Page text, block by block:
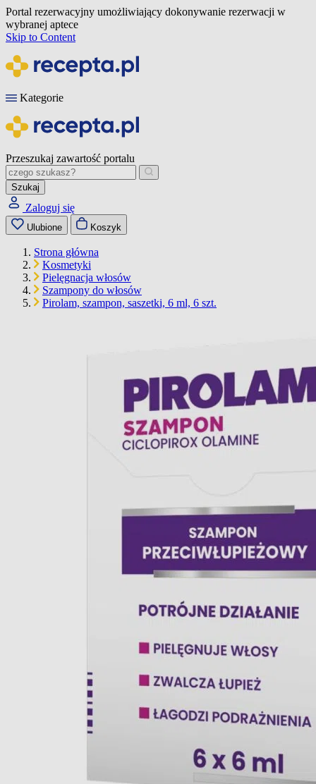
Portal rezerwacyjny umożliwiający dokonywanie rezerwacji w
wybranej aptece
Skip to Content
Kategorie
Przeszukaj zawartość portalu
Szukaj
Zaloguj się
Ulubione Koszyk
Strona główna
Kosmetyki
Pielęgnacja włosów
Szampony do włosów
Pirolam, szampon, saszetki, 6 ml, 6 szt.